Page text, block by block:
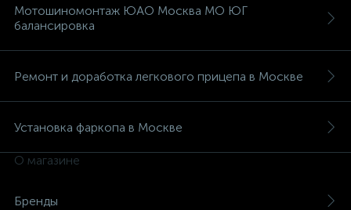
Мотошиномонтаж ЮАО Москва МО ЮГ
балансировка
Ремонт и доработка легкового прицепа в Москве
Установка фаркопа в Москве
О магазине
Бренды